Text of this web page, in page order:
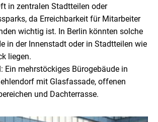
in zentralen Stadtteilen oder
da Erreichbarkeit für Mitarbeiter
wichtig ist. In Berlin könnten solche
in der Innenstadt oder in Stadtteilen wie
liegen.
Ein mehrstöckiges Bürogebäude in
mit Glasfassade, offenen
und Dachterrasse.